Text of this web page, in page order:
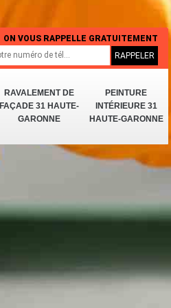
RAVALEMENT DE
FAÇADE 31 HAUTE-
GARONNE
PEINTURE
INTÉRIEURE 31
HAUTE-GARONNE
ON VOUS RAPPELLE GRATUITEMENT